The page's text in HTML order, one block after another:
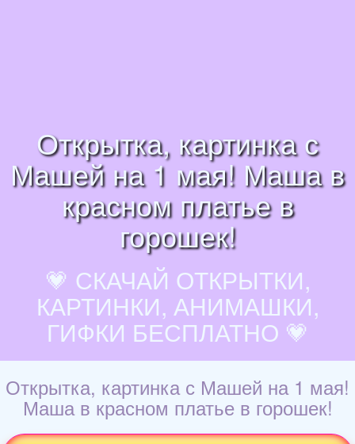
Открытка, картинка с
Машей на 1 мая! Маша в
красном платье в
горошек!
💗 СКАЧАЙ ОТКРЫТКИ,
КАРТИНКИ, АНИМАШКИ,
ГИФКИ БЕСПЛАТНО 💗
Открытка, картинка с Машей на 1 мая!
Маша в красном платье в горошек!